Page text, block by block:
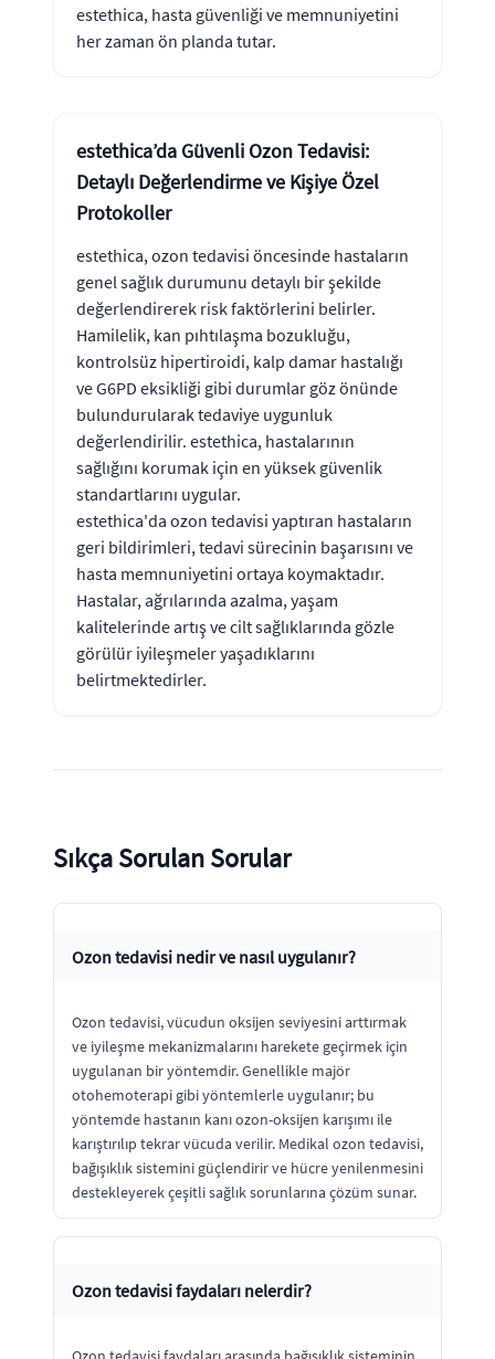
estethica, hasta güvenliği ve memnuniyetini
her zaman ön planda tutar.
estethica’da Güvenli Ozon Tedavisi:
Detaylı Değerlendirme ve Kişiye Özel
Protokoller
estethica, ozon tedavisi öncesinde hastaların
genel sağlık durumunu detaylı bir şekilde
değerlendirerek risk faktörlerini belirler.
Hamilelik, kan pıhtılaşma bozukluğu,
kontrolsüz hipertiroidi, kalp damar hastalığı
ve G6PD eksikliği gibi durumlar göz önünde
bulundurularak tedaviye uygunluk
değerlendirilir. estethica, hastalarının
sağlığını korumak için en yüksek güvenlik
standartlarını uygular.
estethica'da ozon tedavisi yaptıran hastaların
geri bildirimleri, tedavi sürecinin başarısını ve
hasta memnuniyetini ortaya koymaktadır.
Hastalar, ağrılarında azalma, yaşam
kalitelerinde artış ve cilt sağlıklarında gözle
görülür iyileşmeler yaşadıklarını
belirtmektedirler.
Sıkça Sorulan Sorular
Ozon tedavisi nedir ve nasıl uygulanır?
Ozon tedavisi, vücudun oksijen seviyesini arttırmak
ve iyileşme mekanizmalarını harekete geçirmek için
uygulanan bir yöntemdir. Genellikle majör
otohemoterapi gibi yöntemlerle uygulanır; bu
yöntemde hastanın kanı ozon-oksijen karışımı ile
karıştırılıp tekrar vücuda verilir. Medikal ozon tedavisi,
bağışıklık sistemini güçlendirir ve hücre yenilenmesini
destekleyerek çeşitli sağlık sorunlarına çözüm sunar.
Ozon tedavisi faydaları nelerdir?